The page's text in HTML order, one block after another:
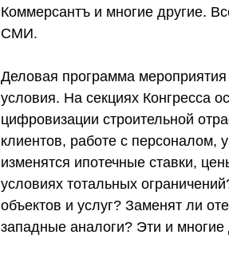
Коммерсантъ и многие другие.
СМИ.
Деловая программа
условия. На секциях Конгресса
цифровизации строительной
клиентов, работе с персоналом,
изменятся ипотечные ставки,
условиях тотальных
объектов и услуг? Заменят ли
западные аналоги? Эти и многие